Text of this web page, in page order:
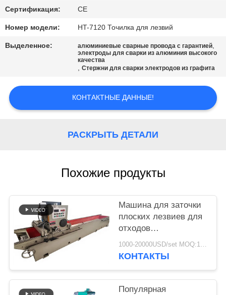
НОВОСТИ
СПРОСИТЕ
КАРТА
Сертификация: CE
Номер модели: HT-7120 Точилка для лезвий
Выделенное: алюминиевые сварные провода с гарантией,
электроды для сварки из алюминия высокого
качества
,Стержни для сварки электродов из графита
КОНТАКТНЫЕ ДАННЫЕ!
РАСКРЫТЬ ДЕТАЛИ
Похожие продукты
Машина для заточки
плоских лезвиев для
отходов
пластмассового
дробилки
1000-20000USD/set MOQ:1 комплект
КОНТАКТЫ
Популярная